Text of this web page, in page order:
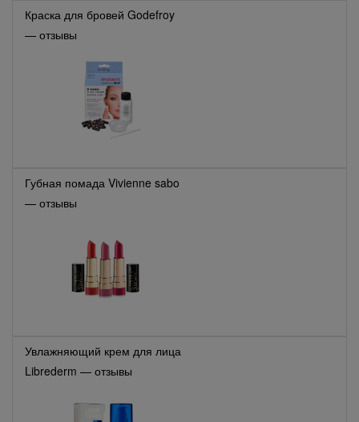
Краска для бровей Godefroy
— отзывы
Губная помада Vivienne sabo
— отзывы
Увлажняющий крем для лица
Librederm — отзывы